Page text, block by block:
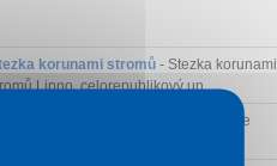
korunami stromů- Stezka korunami
Lipno, celorepublikový un...
- Hochficht (česky Smrčina) je